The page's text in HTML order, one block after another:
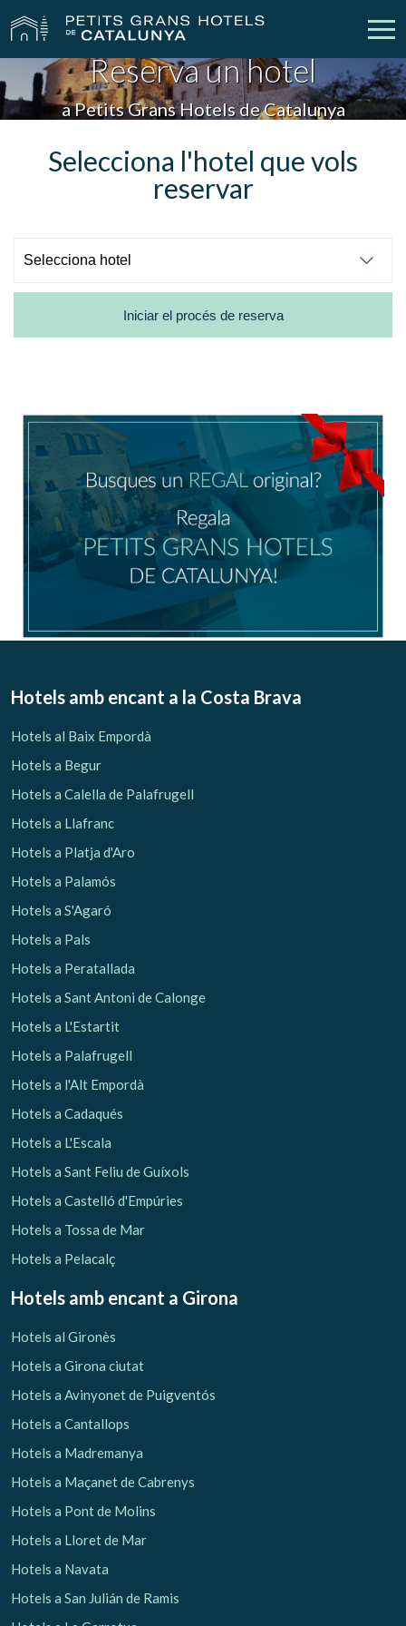
Els Nostres Hotels Escapades
Casaments
Descobreix Catalunya
Ubicació/nom de l'hotel
CA ES EN
Reserva un hotel
a Petits Grans Hotels de Catalunya
Selecciona l'hotel que vols
reservar
Iniciar el procés de reserva
Hotels amb encant a la Costa Brava
Hotels al Baix Empordà
Hotels a Begur
Hotels a Calella de Palafrugell
Hotels a Llafranc
Hotels a Platja d'Aro
Hotels a Palamós
Hotels a S'Agaró
Hotels a Pals
Hotels a Peratallada
Hotels a Sant Antoni de Calonge
Hotels a L'Estartit
Hotels a Palafrugell
Hotels a l'Alt Empordà
Hotels a Cadaqués
Hotels a L'Escala
Hotels a Sant Feliu de Guíxols
Hotels a Castelló d'Empúries
Hotels a Tossa de Mar
Hotels a Pelacalç
Hotels amb encant a Girona
Hotels al Gironès
Hotels a Girona ciutat
Hotels a Avinyonet de Puigventós
Hotels a Cantallops
Hotels a Madremanya
Hotels a Maçanet de Cabrenys
Hotels a Pont de Molins
Hotels a Lloret de Mar
Hotels a Navata
Hotels a San Julián de Ramis
Modificar cookies
Aquest lloc web utilitza cookies pròpies per recopilar
Si continua navegant, suposa l'acceptació de la instal·lació
navegador podent, si així ho desitja, impedir que siguin
compte que aquesta acció podrà ocasionar dificultats de
Analítiques i personalització
Permeten fer el seguiment i l'anàlisi del comportament
mitjançant aquest tipus de cookies s'utilitza en el
perfils de navegació dels usuaris per introduir millores en
servei. Permeten desar la informació de preferència de
una millor experiència a través de productes recomanats.
Marketing i publicitat
Aquestes cookies són utilitzades per emmagatzemar
informació sobre les preferències i les eleccions personals
de l'usuari a través de l'observació continuada dels seus
hàbits de navegació. Gràcies a elles, podem conèixer els
hàbits de navegació al lloc web i mostrar publicitat